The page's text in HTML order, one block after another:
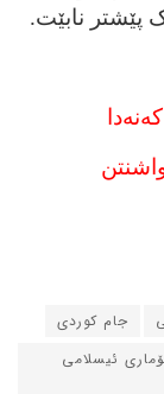
پێشتر نابێت.
جام کوردی
ئیسلامی